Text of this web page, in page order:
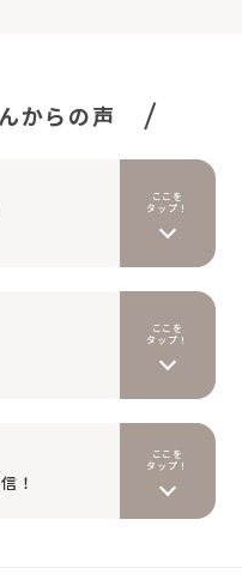
からの声
ここを
タップ！
出物はなしと伝え、お
。持ち込み料がかから
ここを
タップ！
て、あとはプラギフを
れでかわいいので、ゲ
物カードを渡して好評
！
ここを
タップ！
えたいと思っていたの